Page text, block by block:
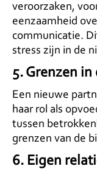
veroorzaken,
eenzaamheid
communicatie.
stress zijn in de
5. Grenzen
Een nieuwe
haar rol als
tussen
grenzen van de
6. Eigen